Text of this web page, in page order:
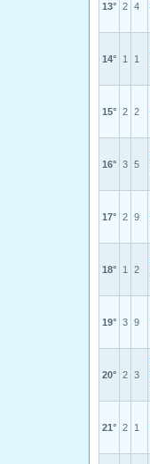
13° 2 4
14° 1 1
15° 2 2
16° 3 5
17° 2 9
18° 1 2
19° 3 9
20° 2 3
21° 2 1